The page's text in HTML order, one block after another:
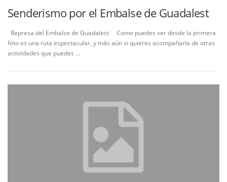
Senderismo por el Embalse de Guadalest
Represa del Embalse de Guadalest Como puedes ver desde la primera
foto es una ruta espectacular, y más aún si quieres acompañarla de otras
actividades que puedes …